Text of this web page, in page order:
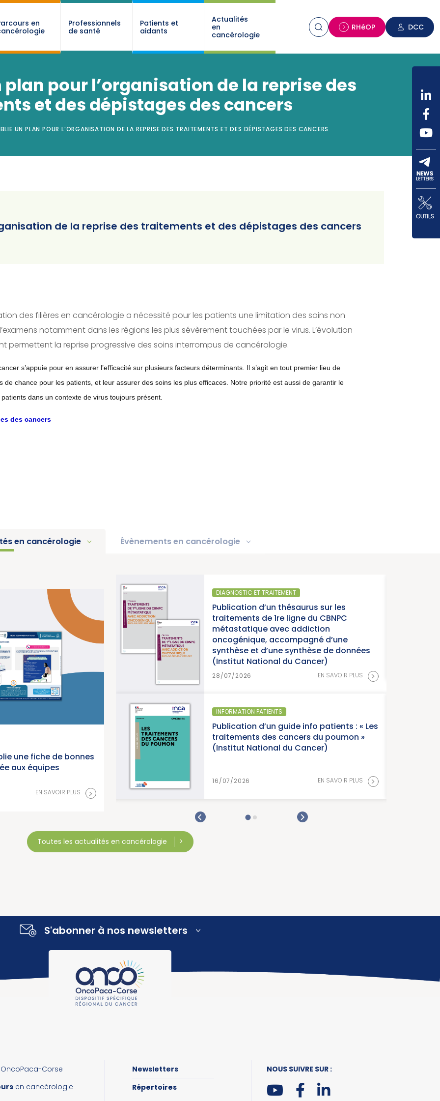
en
Professionnels
de santé
Patients et
aidants
Actualités
en
cancérologie
RHéOP DCC
plan pour l’organisation de la reprise des
et des dépistages des cancers
UN PLAN POUR L’ORGANISATION DE LA REPRISE DES TRAITEMENTS ET DES DÉPISTAGES DES CANCERS
de la reprise des traitements et des dépistages des cancers
des filières en cancérologie a nécessité pour les patients une limitation des soins non
notamment dans les régions les plus sévèrement touchées par le virus. L’évolution
permettent la reprise progressive des soins interrompus de cancérologie.
s’appuie pour en assurer l’efficacité sur plusieurs facteurs déterminants Il s’agit en tout premier lieu de
chance pour les patients, et leur assurer des soins les plus efficaces. Notre priorité est aussi de garantir le
dans un contexte de virus toujours présent.
des cancers
en cancérologie Évènements en cancérologie
une fiche de bonnes
aux équipes
EN SAVOIR PLUS >
d’activité 2025 « Une
pour la lutte contre les
National du Cancer)
EN SAVOIR PLUS
des cancers en
DIAGNOSTIC ET TRAITEMENT
Publication d’un thésaurus sur les
traitements de 1re ligne du CBNPC
métastatique avec addiction
oncogénique, accompagné d’une
synthèse et d’une synthèse de données
(Institut National du Cancer)
28/07/2026 EN SAVOIR PLUS >
INFORMATION PATIENTS
Publication d’un guide info patients : « Les
traitements des cancers du poumon »
(Institut National du Cancer)
16/07/2026 EN SAVOIR PLUS >
Toutes les actualités en cancérologie
S'abonner à nos newsletters
OncoPaca-Corse
en cancérologie
Newsletters
Répertoires
NOUS SUIVRE SUR :